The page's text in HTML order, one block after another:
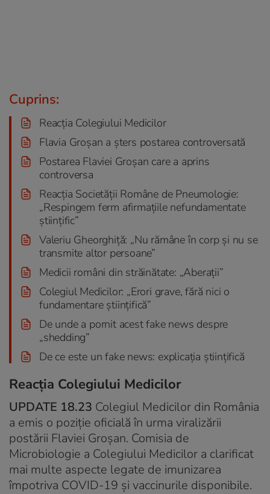
Cuprins:
Reacția Colegiului Medicilor
Flavia Groșan a șters postarea controversată
Postarea Flaviei Groșan care a aprins
controversa
Reacția Societății Române de Pneumologie:
„Respingem ferm afirmațiile nefundamentate
științific”
Valeriu Gheorghiță: „Nu rămâne în corp și nu se
transmite altor persoane”
Medicii români din străinătate: „Aberații”
Colegiul Medicilor: „Erori grave, fără nici o
fundamentare științifică”
De unde a pornit acest fake news despre
„shedding”
De ce este un fake news: explicația științifică
Reacția Colegiului Medicilor
UPDATE 18.23 Colegiul Medicilor din România
a emis o poziție oficială în urma viralizării
postării Flaviei Groșan. Comisia de
Microbiologie a Colegiului Medicilor a clarificat
mai multe aspecte legate de imunizarea
împotriva COVID-19 și vaccinurile disponibile.